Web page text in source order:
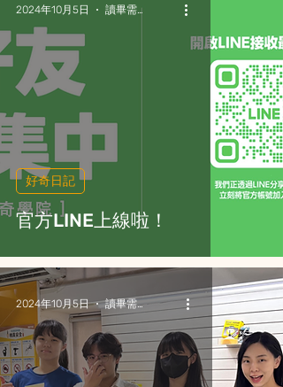
官方LINE上線啦！
好奇日記
2024年10月5日 讀畢需時 1 分鐘
2024年10月5日 讀畢需時 3 分鐘